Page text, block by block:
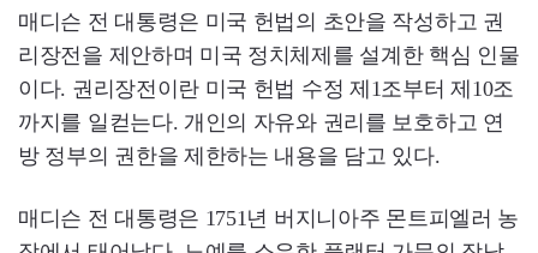
매디슨 전 대통령은 미국 헌법의 초안을 작성하고 권
리장전을 제안하며 미국 정치체제를 설계한 핵심 인물
이다. 권리장전이란 미국 헌법 수정 제1조부터 제10조
까지를 일컫는다. 개인의 자유와 권리를 보호하고 연
방 정부의 권한을 제한하는 내용을 담고 있다.
매디슨 전 대통령은 1751년 버지니아주 몬트피엘러 농